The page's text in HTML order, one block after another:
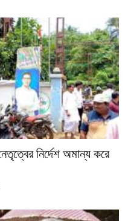
নির্দেশ অমান্য করে